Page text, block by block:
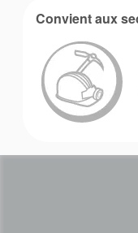
Convient aux